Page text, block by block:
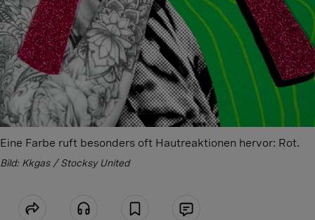
Eine Farbe ruft besonders oft Hautreaktionen hervor: Rot.
Bild: Kkgas / Stocksy United